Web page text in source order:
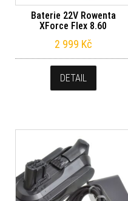
Baterie 22V Rowenta
XForce Flex 8.60
2 999 Kč
DETAIL